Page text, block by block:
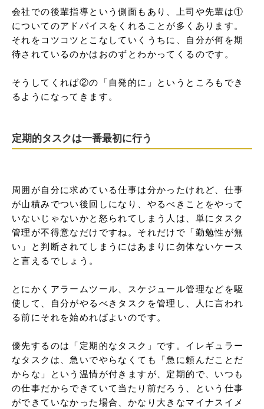
会社での後輩指導という側面もあり、上司や先輩は①
についてのアドバイスをくれることが多くあります。
それをコツコツとこなしていくうちに、自分が何を期
待されているのかはおのずとわかってくるのです。
そうしてくれば②の「自発的に」というところもでき
るようになってきます。
定期的タスクは一番最初に行う
周囲が自分に求めている仕事は分かったけれど、仕事
が山積みでつい後回しになり、やるべきことをやって
いないじゃないかと怒られてしまう人は、単にタスク
管理が不得意なだけですね。それだけで「勤勉性が無
い」と判断されてしまうにはあまりに勿体ないケース
と言えるでしょう。
とにかくアラームツール、スケジュール管理などを駆
使して、自分がやるべきタスクを管理し、人に言われ
る前にそれを始めればよいのです。
優先するのは「定期的なタスク」です。イレギュラー
なタスクは、急いでやらなくても「急に頼んだことだ
からな」という温情が付きますが、定期的で、いつも
の仕事だからできていて当たり前だろう、という仕事
ができていなかった場合、かなり大きなマイナスイメ